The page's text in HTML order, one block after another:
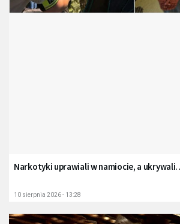
Narkotyki uprawiali w namiocie, a
10 sierpnia 2026 - 13:28